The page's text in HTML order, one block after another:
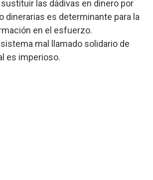
las dádivas en dinero por
dinerarias es determinante para la
en el esfuerzo.
mal llamado solidario de
es imperioso.